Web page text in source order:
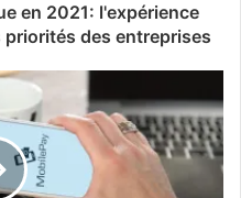
en 2021: l'expérience
des entreprises